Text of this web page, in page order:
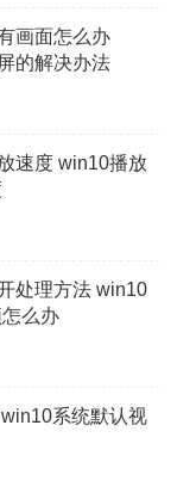
画面怎么办
的解决办法
速度 win10播放
处理方法 win10
么办
系统默认视